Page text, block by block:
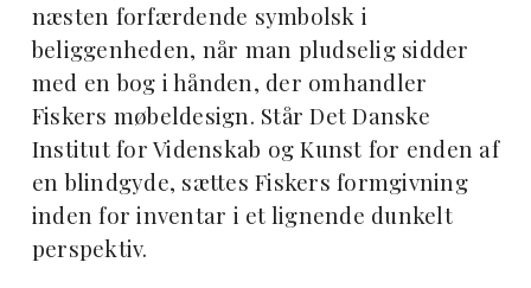
næsten forfærdende symbolsk i
beliggenheden, når man pludselig sidder
med en bog i hånden, der omhandler
Fiskers møbeldesign. Står Det Danske
Institut for Videnskab og Kunst for enden af
en blindgyde, sættes Fiskers formgivning
inden for inventar i et lignende dunkelt
perspektiv.